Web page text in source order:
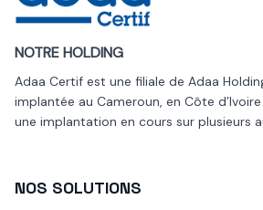
NOTRE HOLDING
Adaa Certif est une filiale de Adaa
implantée au Cameroun, en Côte
une implantation en cours sur plusieurs
NOS SOLUTIONS